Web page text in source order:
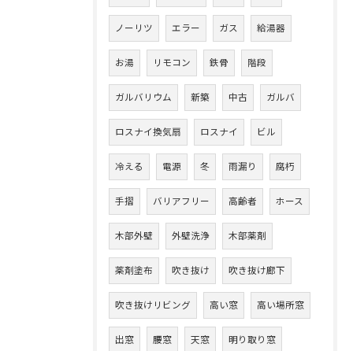
ノーリツ エラー ガス 給湯器
お湯 リモコン 鉄骨 階段
ガルバリウム 新築 中古 ガルバ
ロスナイ換気扇 ロスナイ ビル
冷える 電源 冬 雨漏り 腐朽
手摺 バリアフリー 高齢者 ホース
木部外壁 外壁洗浄 木部薬剤
薬剤塗布 吹き抜け 吹き抜け廊下
吹き抜けリビング 高い窓 高い場所窓
出窓 腰窓 天窓 明り取り窓